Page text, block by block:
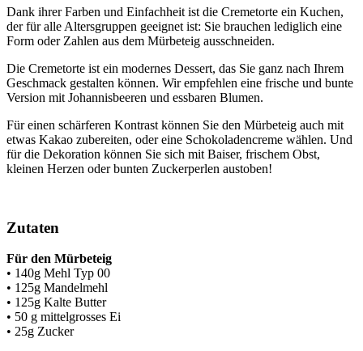
Dank ihrer Farben und Einfachheit ist die Cremetorte ein Kuchen,
der für alle Altersgruppen geeignet ist: Sie brauchen lediglich eine
Form oder Zahlen aus dem Mürbeteig ausschneiden.
Die Cremetorte ist ein modernes Dessert, das Sie ganz nach Ihrem
Geschmack gestalten können. Wir empfehlen eine frische und bunte
Version mit Johannisbeeren und essbaren Blumen.
Für einen schärferen Kontrast können Sie den Mürbeteig auch mit
etwas Kakao zubereiten, oder eine Schokoladencreme wählen. Und
für die Dekoration können Sie sich mit Baiser, frischem Obst,
kleinen Herzen oder bunten Zuckerperlen austoben!
Zutaten
Für den Mürbeteig
• 140g Mehl Typ 00
• 125g Mandelmehl
• 125g Kalte Butter
• 50 g mittelgrosses Ei
• 25g Zucker